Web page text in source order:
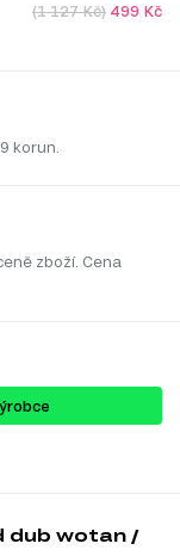
(1 127 Kč) 499 Kč
korun.
zboží. Cena
dub wotan /